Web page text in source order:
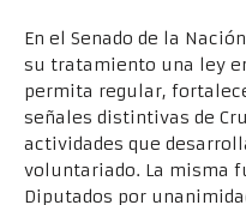
En el Senado de la
su tratamiento una ley
permita regular,
señales distintivas de
actividades que
voluntariado. La misma
Diputados por